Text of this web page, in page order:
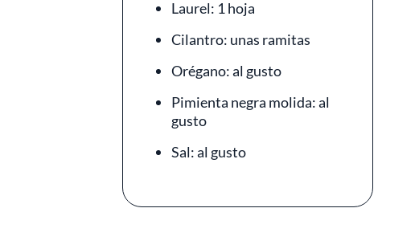
Laurel: 1 hoja
Cilantro: unas ramitas
Orégano: al gusto
Pimienta negra molida: al
gusto
Sal: al gusto